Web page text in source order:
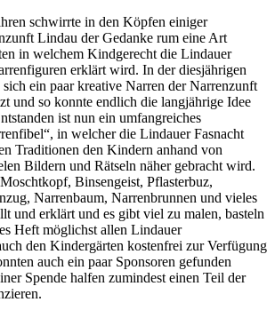
schwirrte in den Köpfen einiger
Lindau der Gedanke rum eine Art
in welchem Kindgerecht die Lindauer
erklärt wird. In der diesjährigen
sich ein paar kreative Narren der Narrenzunft
und so konnte endlich die langjährige Idee
ist nun ein umfangreiches
in welcher die Lindauer Fasnacht
Traditionen den Kindern anhand von
Bildern und Rätseln näher gebracht wird.
Binsengeist, Pflasterbuz,
Narrenbaum, Narrenbrunnen und vieles
und erklärt und es gibt viel zu malen, basteln
Heft möglichst allen Lindauer
den Kindergärten kostenfrei zur Verfügung
auch ein paar Sponsoren gefunden
Spende halfen zumindest einen Teil der